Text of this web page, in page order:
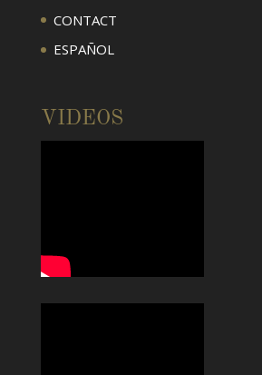
CONTACT
ESPAÑOL
VIDEOS